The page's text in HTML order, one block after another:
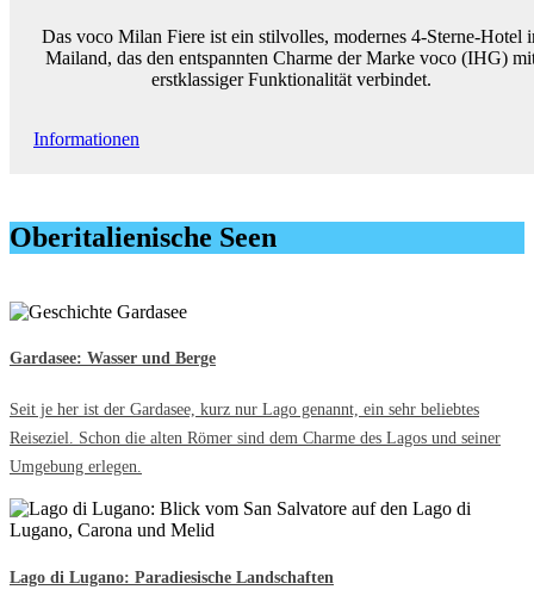
Das voco Milan Fiere ist ein stilvolles, modernes 4-Sterne-Hotel
Mailand, das den entspannten Charme der Marke voco (IHG)
erstklassiger Funktionalität verbindet.
Informationen
Oberitalienische Seen
Gardasee: Wasser und Berge
Seit je her ist der Gardasee, kurz nur Lago genannt, ein sehr beliebtes
Reiseziel. Schon die alten Römer sind dem Charme des Lagos und seiner
Umgebung erlegen.
Lago di Lugano: Paradiesische Landschaften